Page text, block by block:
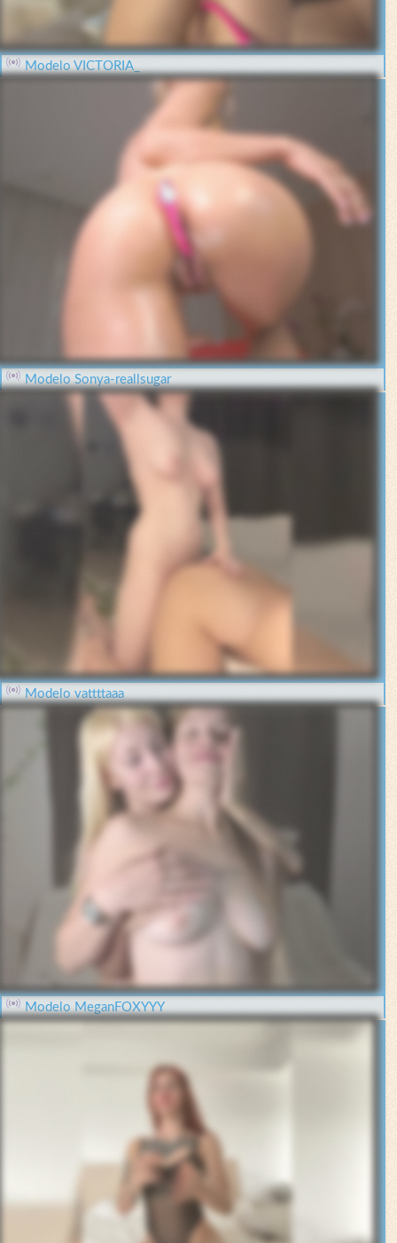
Modelo VICTORIA_
Modelo Sonya-reallsugar
Modelo vattttaaa
Modelo MeganFOXYYY